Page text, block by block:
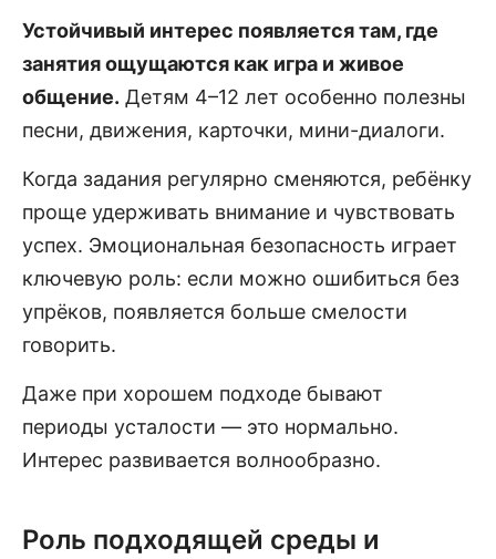
Устойчивый интерес появляется там, где
занятия ощущаются как игра и живое
общение. Детям 4–12 лет особенно полезны
песни, движения, карточки, мини-диалоги.
Когда задания регулярно сменяются, ребёнку
проще удерживать внимание и чувствовать
успех. Эмоциональная безопасность играет
ключевую роль: если можно ошибиться без
упрёков, появляется больше смелости
говорить.
Даже при хорошем подходе бывают
периоды усталости — это нормально.
Интерес развивается волнообразно.
Роль подходящей среды и